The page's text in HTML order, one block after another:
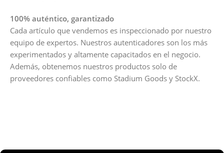
100% auténtico, garantizado
Cada artículo que vendemos es inspeccionado por nuestro
equipo de expertos. Nuestros autenticadores son los más
experimentados y altamente capacitados en el negocio.
Además, obtenemos nuestros productos solo de
proveedores confiables como Stadium Goods y StockX.